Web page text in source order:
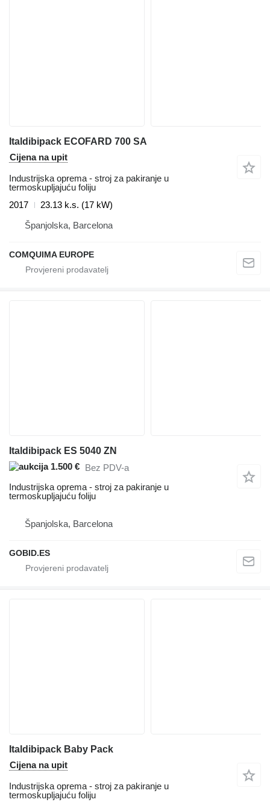
Italdibipack ECOFARD 700 SA
Cijena na upit
Industrijska oprema - stroj za pakiranje u
termoskupljajuću foliju
2017
23.13 k.s. (17 kW)
Španjolska, Barcelona
COMQUIMA EUROPE
Italdibipack ES 5040 ZN
1.500 € Bez PDV-a
Industrijska oprema - stroj za pakiranje u
termoskupljajuću foliju
Španjolska, Barcelona
GOBID.ES
Italdibipack Baby Pack
Cijena na upit
Industrijska oprema - stroj za pakiranje u
termoskupljajuću foliju